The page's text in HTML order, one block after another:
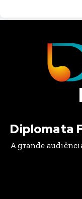
Diplomata
A grande